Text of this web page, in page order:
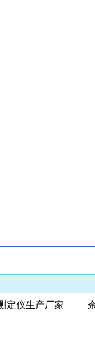
定仪生产厂家 余